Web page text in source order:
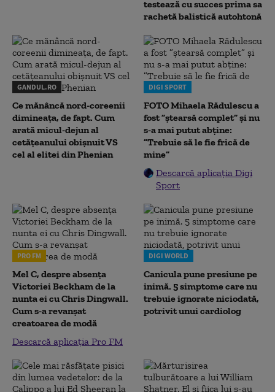
testează cu succes prima sa
rachetă balistică autohtonă
GANDUL.RO
Ce mănâncă nord-coreenii
dimineața, de fapt. Cum
arată micul-dejun al
cetățeanului obișnuit VS
cel al elitei din Phenian
DIGI SPORT
FOTO Mihaela Rădulescu a
fost ”ștearsă complet” și nu
s-a mai putut abține:
”Trebuie să le fie frică de
mine”
Descarcă aplicația Digi
Sport
PRO FM
Mel C, despre absența
Victoriei Beckham de la
nunta ei cu Chris Dingwall.
Cum s-a revanșat
creatoarea de modă
Descarcă aplicația Pro FM
DIGI WORLD
Canicula pune presiune pe
inimă. 5 simptome care nu
trebuie ignorate niciodată,
potrivit unui cardiolog